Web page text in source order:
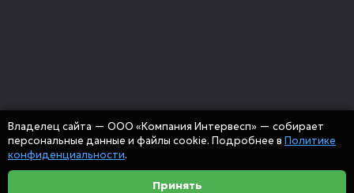
Владелец сайта — ООО «Компания Интервесп» — собирает
персональные данные и файлы cookie. Подробнее в Политике
конфиденциальности.
Принять